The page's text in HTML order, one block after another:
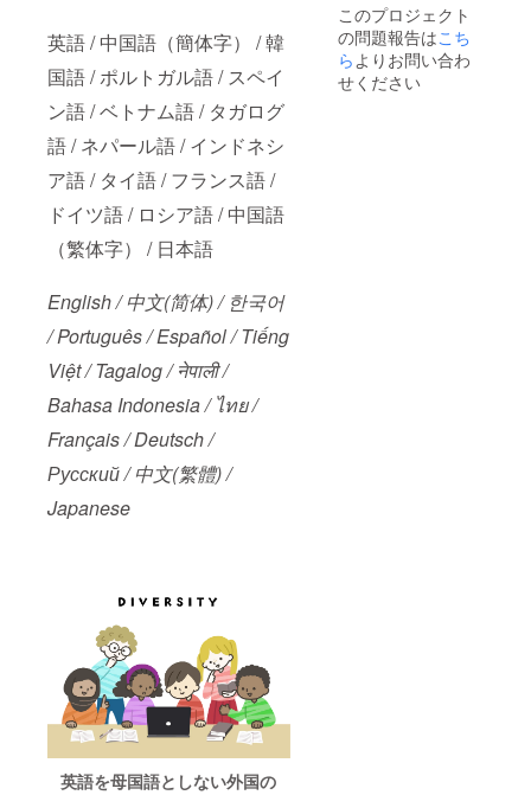
英語 / 中国語（簡体字） / 韓
国語 / ポルトガル語 / スペイ
ン語 / ベトナム語 / タガログ
語 / ネパール語 / インドネシ
ア語 / タイ語 / フランス語 /
ドイツ語 / ロシア語 / 中国語
（繁体字） / 日本語
English / 中文(简体) / 한국어
/ Português / Español / Tiếng
Việt / Tagalog / नेपाली /
Bahasa Indonesia / ไทย /
Français / Deutsch /
Русский / 中文(繁體) /
Japanese
英語を母国語としない外国の
が世界
を変え
る ・あ
なたの
やさし
施にあ
たり、
交通
費・宿
泊費は
このプロジェクト
の問題報告はこち
ら よりお問い合わ
せください